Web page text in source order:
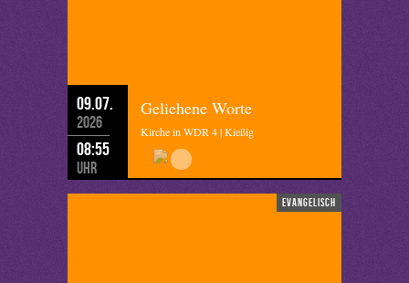
09.07.
2026
08:55
Uhr
Geliehene Worte
Kirche in WDR 4 | Kießig
evangelisch